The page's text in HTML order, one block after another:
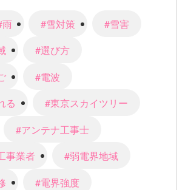
#雪対策
#雪害
#選び方
#電波
る
#東京スカイツリー
#アンテナ工事士
事業者
#弱電界地域
#電界強度